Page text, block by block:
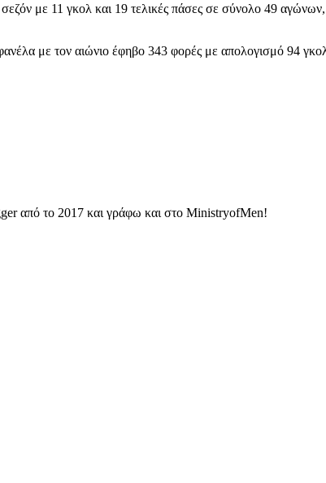
με 11 γκολ και 19 τελικές πάσες σε σύνολο 49
με τον αιώνιο έφηβο 343 φορές με απολογισμό 94
από το 2017 και γράφω και στο MinistryofMen!